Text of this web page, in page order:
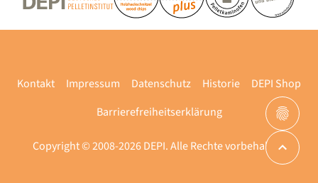
Copyright © 2008-2026 DEPI. Alle Rechte vorbehalten.
Kontakt Impressum Datenschutz Historie
DEPI Shop
Barrierefreiheitserklärung